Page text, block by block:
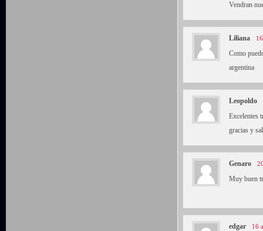
Vendran
Liliana
Como
argentina
Leopoldo
Excelentes
gracias y
Genaro
Muy buen
edgar 16